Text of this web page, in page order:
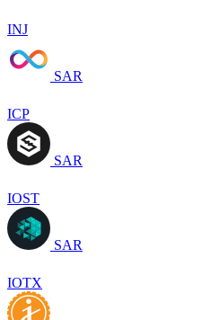
INJ
SAR
ICP
SAR
IOST
SAR
IOTX